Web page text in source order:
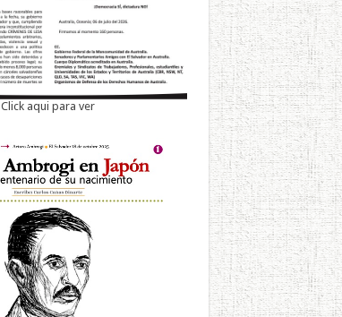
Click aqui para ver